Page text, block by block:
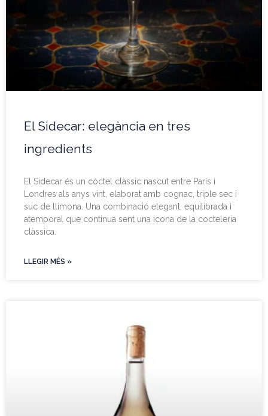
El Sidecar: elegància en tres
ingredients
El Sidecar és un còctel clàssic nascut entre París i
Londres als anys vint, elaborat amb cognac, triple sec i
suc de llimona. Una combinació elegant, equilibrada i
atemporal que continua sent una icona de la cocteleria
clàssica.
LLEGIR MÉS »